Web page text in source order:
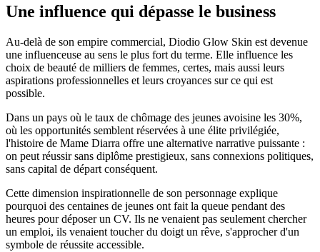
Une influence qui dépasse le business
Au-delà de son empire commercial, Diodio Glow Skin est devenue
une influenceuse au sens le plus fort du terme. Elle influence les
choix de beauté de milliers de femmes, certes, mais aussi leurs
aspirations professionnelles et leurs croyances sur ce qui est
possible.
Dans un pays où le taux de chômage des jeunes avoisine les 30%,
où les opportunités semblent réservées à une élite privilégiée,
l'histoire de Mame Diarra offre une alternative narrative puissante :
on peut réussir sans diplôme prestigieux, sans connexions politiques,
sans capital de départ conséquent.
Cette dimension inspirationnelle de son personnage explique
pourquoi des centaines de jeunes ont fait la queue pendant des
heures pour déposer un CV. Ils ne venaient pas seulement chercher
un emploi, ils venaient toucher du doigt un rêve, s'approcher d'un
symbole de réussite accessible.